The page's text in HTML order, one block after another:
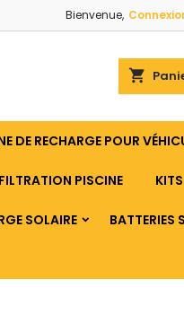
Bienvenue,
shopping_cart
DE RECHARGE POUR
PISCINE
SOLAIRE BATTERIES